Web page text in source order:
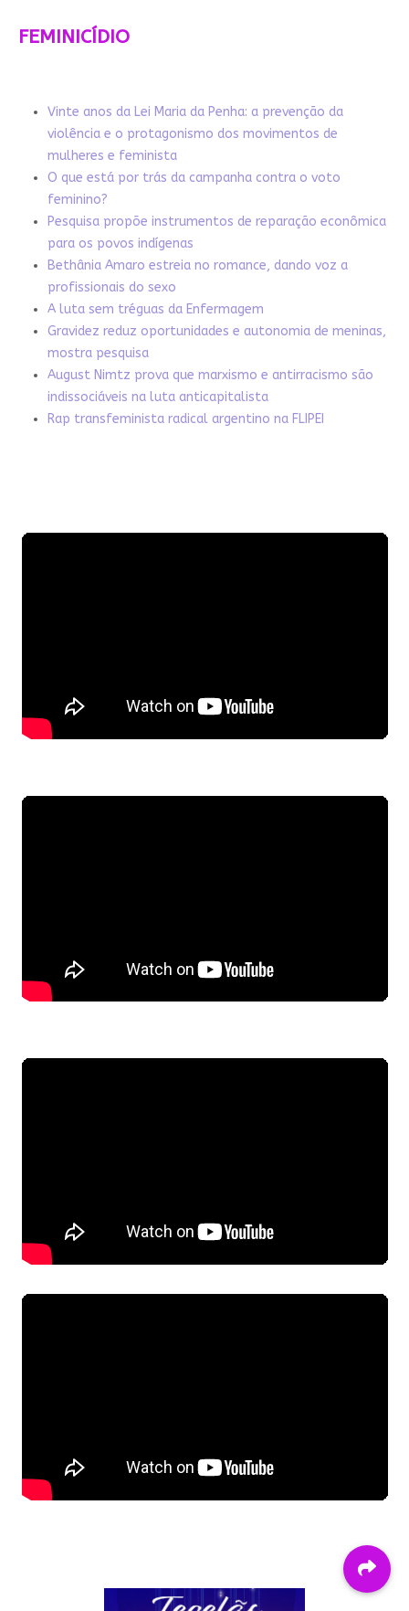
FEMINICÍDIO
Vinte anos da Lei Maria da Penha: a prevenção da
violência e o protagonismo dos movimentos de
mulheres e feminista
O que está por trás da campanha contra o voto
feminino?
Pesquisa propõe instrumentos de reparação econômica
para os povos indígenas
Bethânia Amaro estreia no romance, dando voz a
profissionais do sexo
A luta sem tréguas da Enfermagem
Gravidez reduz oportunidades e autonomia de meninas,
mostra pesquisa
August Nimtz prova que marxismo e antirracismo são
indissociáveis na luta anticapitalista
Rap transfeminista radical argentino na FLIPEI